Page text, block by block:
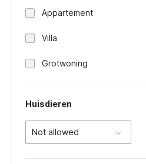
Appartement
Villa
Grotwoning
Huisdieren
Not allowed